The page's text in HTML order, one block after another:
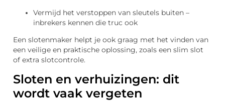
Vermijd het verstoppen van sleutels buiten –
inbrekers kennen die truc ook
Een slotenmaker helpt je ook graag met het vinden van
een veilige en praktische oplossing, zoals een slim slot
of extra slotcontrole.
Sloten en verhuizingen: dit
wordt vaak vergeten